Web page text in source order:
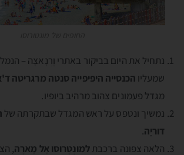
נתחיל את היום בביקור באתרי וֶרְנָאצָה –
שמעליו הכנסייה היפיפייה סנטה מרגריטה
מגדל פעמונים צהוב מרהיב ביופיו.
נמשיך ונטפס על ראש המגדל שבתקרתה של
דוריָה.
הלאה צפונה ברכבתלמונְטֶרוסו אָל מָארֶה,